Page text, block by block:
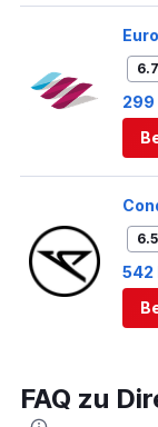
6.7
299
6.5
542
FAQ zu